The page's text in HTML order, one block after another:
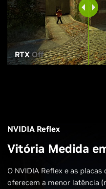
RTXOff
NVIDIA Reflex
Vitória Medida
O NVIDIA Reflex e as placas
oferecem a menor latência